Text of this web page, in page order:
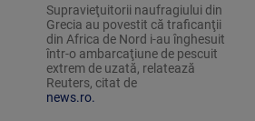
Supravieţuitorii naufragiului din
Grecia au povestit că traficanţii
din Africa de Nord i-au înghesuit
într-o ambarcaţiune de pescuit
extrem de uzată, relatează
Reuters, citat de
news.ro.